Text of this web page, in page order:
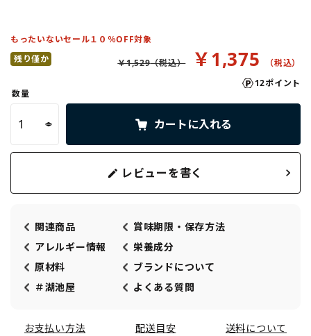
残り僅か
もったいないセール１０％OFF対象
￥1,375
￥1,529
12ポイント
数量
カートに入れる
レビューを書く
関連商品
賞味期限・保存方法
アレルギー情報
栄養成分
原材料
ブランドについて
＃湖池屋
よくある質問
お支払い方法 配送目安 送料について